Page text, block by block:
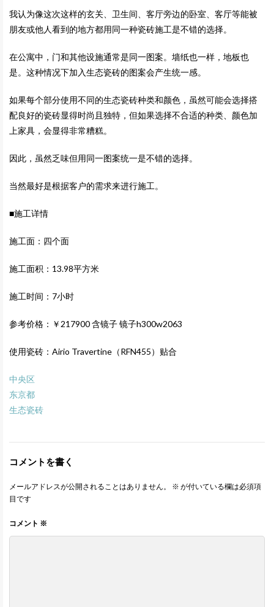
我认为像这次这样的玄关、卫生间、客厅旁边的卧室、客厅等能被
朋友或他人看到的地方都用同一种瓷砖施工是不错的选择。
在公寓中，门和其他设施通常是同一图案。墙纸也一样，地板也
是。这种情况下加入生态瓷砖的图案会产生统一感。
如果每个部分使用不同的生态瓷砖种类和颜色，虽然可能会选择搭
配良好的瓷砖显得时尚且独特，但如果选择不合适的种类、颜色加
上家具，会显得非常糟糕。
因此，虽然乏味但用同一图案统一是不错的选择。
当然最好是根据客户的需求来进行施工。
■施工详情
施工面：四个面
施工面积：13.98平方米
施工时间：7小时
参考价格：￥217900 含镜子 镜子h300w2063
使用瓷砖：Airio Travertine（RFN455）贴合
中央区
东京都
生态瓷砖
コメントを書く
メールアドレスが公開されることはありません。 ※ が付いている欄は必須項
目です
コメント ※